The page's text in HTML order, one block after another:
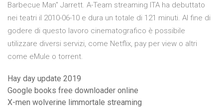
Barbecue Man" Jarrett. A-Team streaming ITA ha debuttato
nei teatri il 2010-06-10 e dura un totale di 121 minuti. Al fine di
godere di questo lavoro cinematografico è possibile
utilizzare diversi servizi, come Netflix, pay per view o altri
come eMule o torrent.
Hay day update 2019
Google books free downloader online
X-men wolverine limmortale streaming